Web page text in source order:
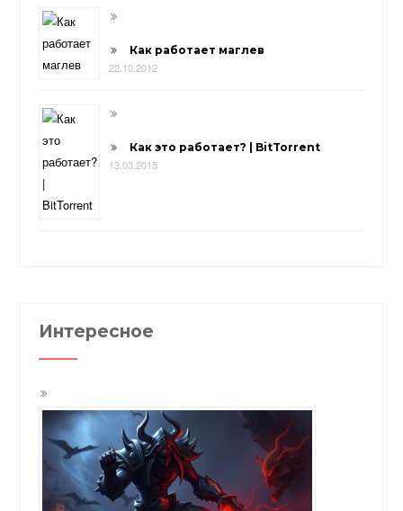
Как работает маглев
22.10.2012
Как это работает? | BitTorrent
13.03.2015
Интересное